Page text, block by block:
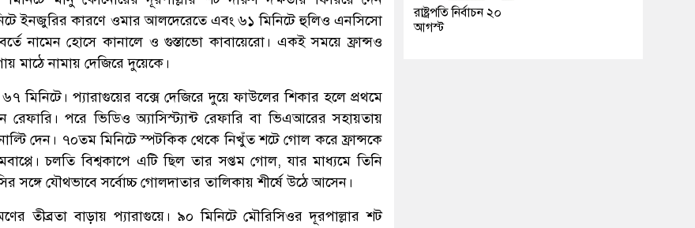
ইনজুরির কারণে ওমার আলদেরেতে এবং ৬১ মিনিটে হুলিও এনসিসো
নামেন হোসে কানালে ও গুস্তাভো কাবায়েরো। একই সময়ে ফ্রান্সও
মাঠে নামায় দেজিরে দুয়েকে।
৬৭ মিনিটে। প্যারাগুয়ের বক্সে দেজিরে দুয়ে ফাউলের শিকার হলে প্রথমে
রেফারি। পরে ভিডিও অ্যাসিস্ট্যান্ট রেফারি বা ভিএআরের সহায়তায়
দেন। ৭০তম মিনিটে স্পটকিক থেকে নিখুঁত শটে গোল করে ফ্রান্সকে
চলতি বিশ্বকাপে এটি ছিল তার সপ্তম গোল, যার মাধ্যমে তিনি
সঙ্গে যৌথভাবে সর্বোচ্চ গোলদাতার তালিকায় শীর্ষে উঠে আসেন।
তীব্রতা বাড়ায় প্যারাগুয়ে। ৯০ মিনিটে মৌরিসিওর দূরপাল্লার শট
রাষ্ট্রপতি নির্বাচন ২০
আগস্ট